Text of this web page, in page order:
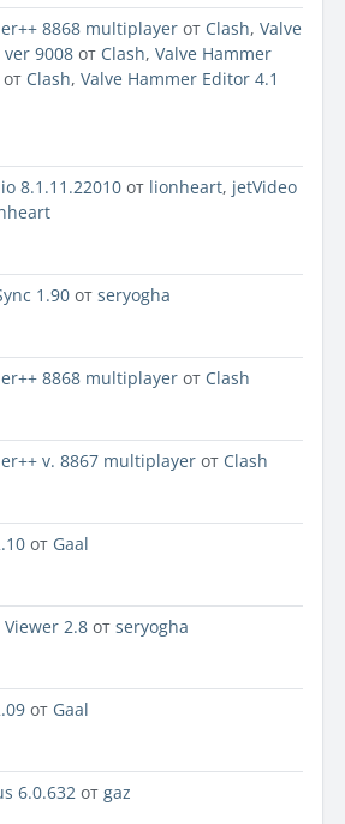
8868 multiplayer от Clash, Valve
9008 от Clash, Valve Hammer
от Clash, Valve Hammer Editor 4.1
8.1.11.22010 от lionheart, jetVideo
1.90 от seryogha
8868 multiplayer от Clash
v. 8867 multiplayer от Clash
от Gaal
Viewer 2.8 от seryogha
от Gaal
6.0.632 от gaz